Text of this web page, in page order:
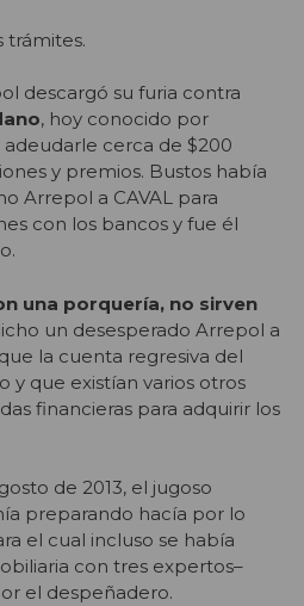
trámites.
descargó su furia contra
, hoy conocido por
cerca de $200
y premios. Bustos había
Arrepol a CAVAL para
con los bancos y fue él
una porquería, no sirven
un desesperado Arrepol a
la cuenta regresiva del
y que existían varios otros
financieras para adquirir los
de 2013, el jugoso
preparando hacía por lo
el cual incluso se había
con tres expertos–
el despeñadero.